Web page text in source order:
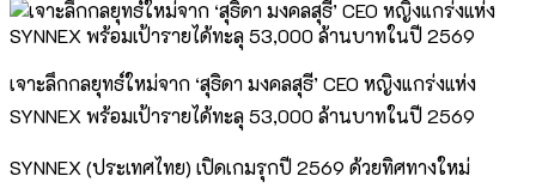
เจาะลึกกลยุทธ์ใหม่จาก ‘สุธิดา มงคลสุธี’ CEO หญิงแกร่งแห่ง
SYNNEX พร้อมเป้ารายได้ทะลุ 53,000 ล้านบาทในปี 2569
SYNNEX (ประเทศไทย) เปิดเกมรุกปี 2569 ด้วยทิศทางใหม่